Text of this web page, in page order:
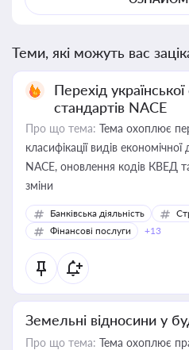
Теми, які можуть вас
Перехід
стандартів NACE
Про що тема: Тема охоплює
класифікації видів
NACE, оновлення кодів КВЕД
зміни
Банківська діяльність
Фінансові послуги
+13
Земельні відносини у
Про що тема: Тема охоплює